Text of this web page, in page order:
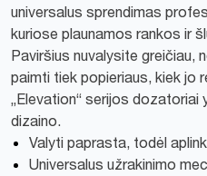
universalus sprendimas
kuriose plaunamos rankos ir
Paviršius nuvalysite greičiau,
paimti tiek popieriaus, kiek jo
„Elevation“ serijos dozatoriai
dizaino.
Valyti paprasta, todėl
Universalus užrakinimo